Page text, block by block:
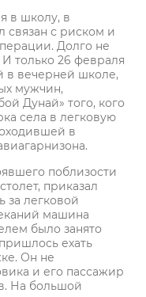
в школу, в
связан с риском и
Долго не
И только 26 февраля
в вечерней школе,
мужчин,
Дунай» того, кого
села в легковую
в
поблизости
приказал
за легковой
машина
было занято
ехать
Он не
и его пассажир
На большой